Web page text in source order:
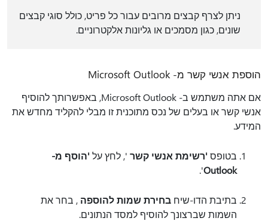
ניתן לצרף קבצים מרובים עבור כל פריט, כולל סוגי קבצים
שונים, כגון מסמכים או גליונות אלקטרוניים.
הוספת אנשי קשר מ- Microsoft Outlook
אם אתה משתמש ב- Microsoft Outlook, באפשרותך להוסיף
אנשי קשר או בעלים של נכס מתוכנית זו מבלי להקליד מחדש את
המידע.
בטופס 'רשימת אנשי קשר ', לחץ על 'הוסף מ-
Outlook
'.
בתיבת הדו-שיח בחירת שמות להוספה , בחר את
השמות שברצונך להוסיף למסד הנתונים.